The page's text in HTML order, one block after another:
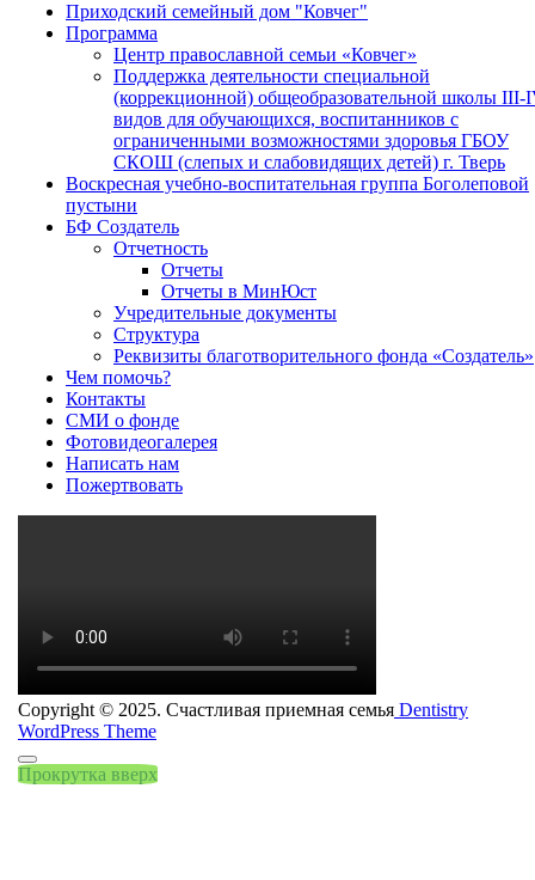
Приходский семейный дом "Ковчег"
Программа
Центр православной семьи «Ковчег»
Поддержка деятельности специальной
(коррекционной) общеобразовательной школы III-
видов для обучающихся, воспитанников с
ограниченными возможностями здоровья ГБОУ
СКОШ (слепых и слабовидящих детей) г. Тверь
Воскресная учебно-воспитательная группа Боголеповой
пустыни
БФ Создатель
Отчетность
Отчеты
Отчеты в МинЮст
Учредительные документы
Структура
Реквизиты благотворительного фонда «Создатель»
Чем помочь?
Контакты
СМИ о фонде
Фотовидеогалерея
Написать нам
Пожертвовать
Copyright © 2025. Счастливая приемная семья Dentistry
WordPress Theme
Прокрутка вверх